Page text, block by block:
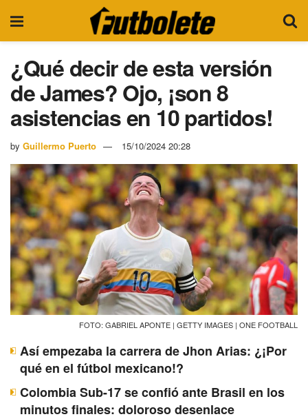
¿Qué decir de esta versión
de James? Ojo, ¡son 8
asistencias en 10 partidos!
by Guillermo Puerto 15/10/2024 20:28
FOTO: GABRIEL APONTE | GETTY IMAGES | ONE FOOTBALL
Así empezaba la carrera de Jhon Arias: ¿¡Por
qué en el fútbol mexicano!?
Colombia Sub-17 se confió ante Brasil en los
minutos finales: doloroso desenlace